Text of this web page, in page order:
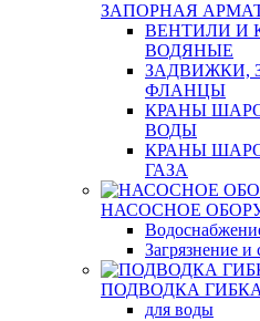
ЗАПОРНАЯ
ВЕНТИЛИ И
ВОДЯНЫЕ
ЗАДВИЖКИ,
ФЛАНЦЫ
КРАНЫ
ВОДЫ
КРАНЫ
ГАЗА
НАСОСНОЕ
Загрязнение
ПОДВОДКА
для воды